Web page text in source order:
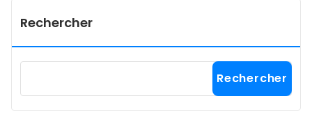
Rechercher
Rechercher